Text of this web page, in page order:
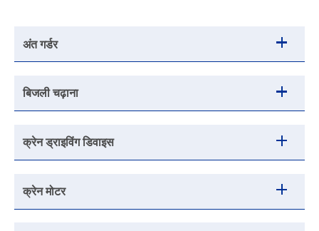
अंत गर्डर
बिजली चढ़ाना
क्रेन ड्राइविंग डिवाइस
क्रेन मोटर